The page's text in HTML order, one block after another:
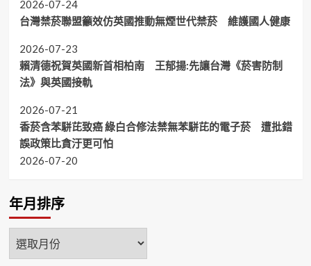
2026-07-24
台灣禁菸聯盟籲效仿英國推動無煙世代禁菸 維護國人健康
2026-07-23
賴清德祝賀英國新首相柏南 王郁揚:先讓台灣《菸害防制
法》與英國接軌
2026-07-21
香菸含苯駢芘致癌 綠白合修法禁無苯駢芘的電子菸 遭批錯
誤政策比貪汙更可怕
2026-07-20
年月排序
年
月